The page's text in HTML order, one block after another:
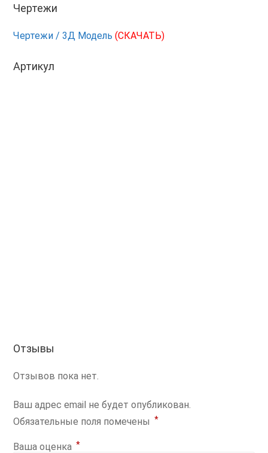
Чертежи
Чертежи / 3Д Модель(СКАЧАТЬ)
Артикул
Отзывы
Отзывов пока нет.
Ваш адрес email не будет опубликован.
Обязательные поля помечены *
Ваша оценка *